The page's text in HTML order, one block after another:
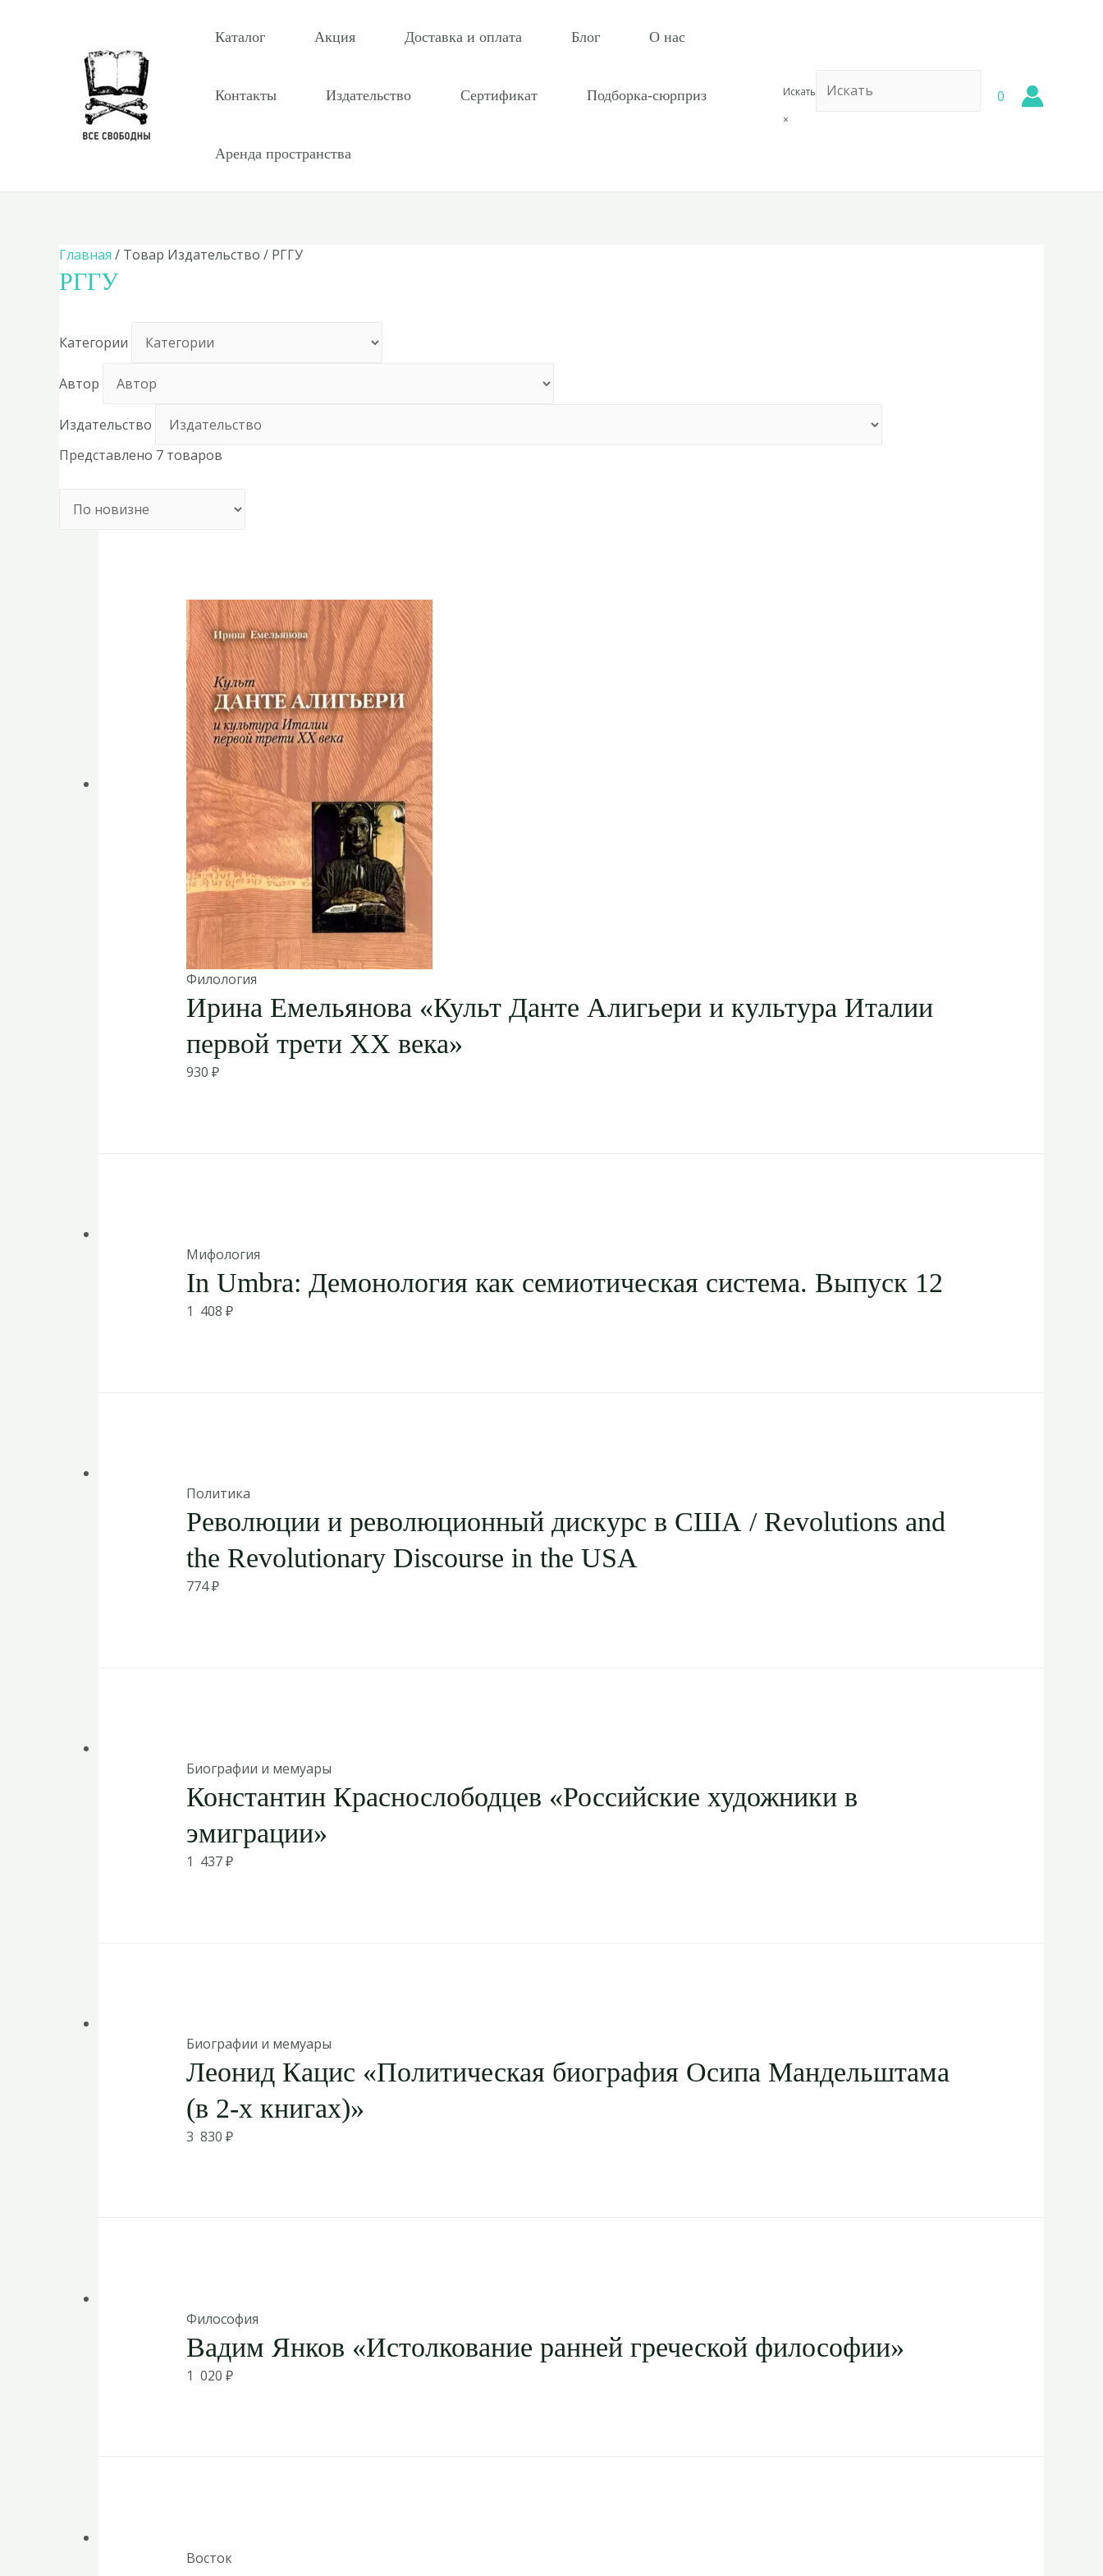
содержимому
Каталог Акция Доставка и оплата Блог О нас
Контакты Издательство Сертификат Подборка-сюрприз
Аренда пространства
Искать
×
0
Главная / Товар Издательство / РГГУ
РГГУ
Категории
Автор
Издательство
Представлено 7 товаров
Филология
Ирина Емельянова «Культ Данте Алигьери и культура Италии
первой трети ХХ века»
930 ₽
Мифология
In Umbra: Демонология как семиотическая система. Выпуск 12
1 408 ₽
Политика
Революции и революционный дискурс в США / Revolutions and
the Revolutionary Discourse in the USA
774₽
Биографии и мемуары
Константин Краснослободцев «Российские художники в
эмиграции»
1 437₽
Биографии и мемуары
Леонид Кацис «Политическая биография Осипа Мандельштама
(в 2-х книгах)»
3 830 ₽
Философия
Вадим Янков «Истолкование ранней греческой философии»
1 020 ₽
Восток